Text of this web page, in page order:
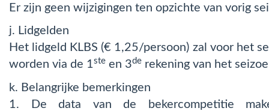
Er zijn geen wijzigingen ten opzichte van vorig
j. Lidgelden
Het lidgeld KLBS (€ 1,25/persoon) zal voor het
worden via de 1ste en 3de rekening van het
k. Belangrijke bemerkingen
1. De data van de bekercompetitie